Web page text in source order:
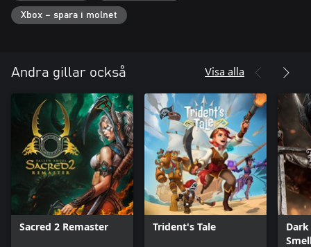
Xbox – spara i molnet
Andra gillar också Visa alla
Sacred 2 Remaster Trident's Tale